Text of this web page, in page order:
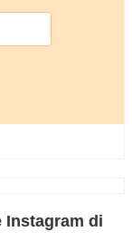
Instagram di